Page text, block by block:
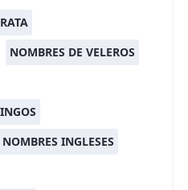
NOMBRES DE VELEROS
NOMBRES INGLESES